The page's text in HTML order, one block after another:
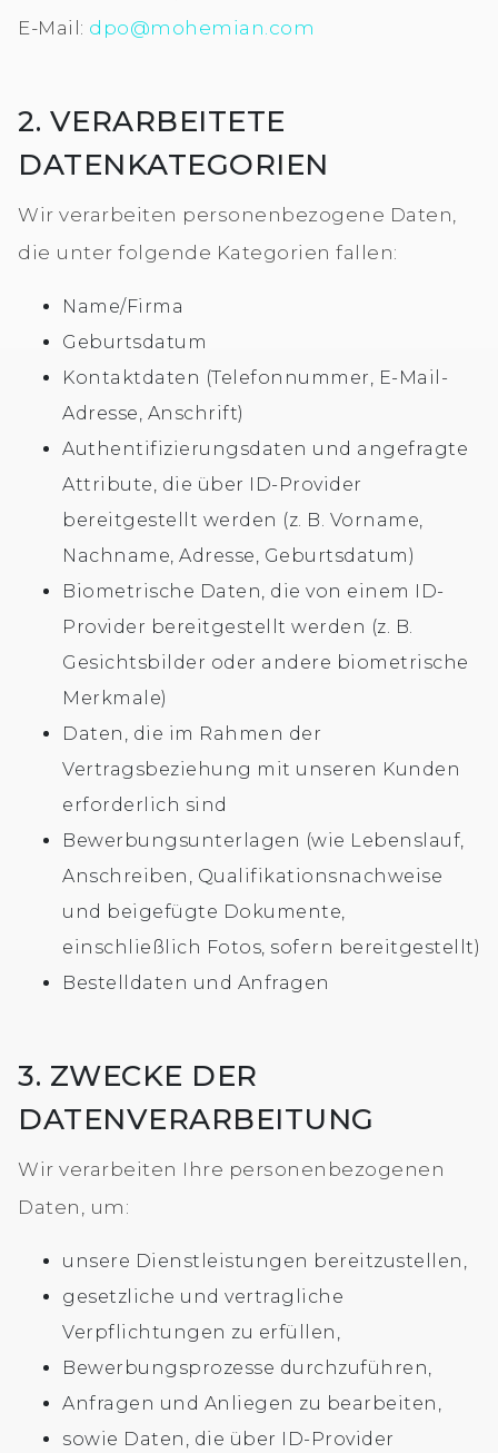
E-Mail: dpo@mohemian.com
2. VERARBEITETE
DATENKATEGORIEN
Wir verarbeiten personenbezogene Daten,
die unter folgende Kategorien fallen:
Name/Firma
Geburtsdatum
Kontaktdaten (Telefonnummer, E-Mail-
Adresse, Anschrift)
Authentifizierungsdaten und angefragte
Attribute, die über ID-Provider
bereitgestellt werden (z. B. Vorname,
Nachname, Adresse, Geburtsdatum)
Biometrische Daten, die von einem ID-
Provider bereitgestellt werden (z. B.
Gesichtsbilder oder andere biometrische
Merkmale)
Daten, die im Rahmen der
Vertragsbeziehung mit unseren Kunden
erforderlich sind
Bewerbungsunterlagen (wie Lebenslauf,
Anschreiben, Qualifikationsnachweise
und beigefügte Dokumente,
einschließlich Fotos, sofern bereitgestellt)
Bestelldaten und Anfragen
3. ZWECKE DER
DATENVERARBEITUNG
Wir verarbeiten Ihre personenbezogenen
Daten, um:
unsere Dienstleistungen bereitzustellen,
gesetzliche und vertragliche
Verpflichtungen zu erfüllen,
Bewerbungsprozesse durchzuführen,
Anfragen und Anliegen zu bearbeiten,
sowie Daten, die über ID-Provider